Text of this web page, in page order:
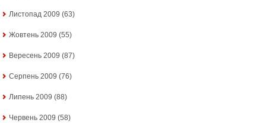
Листопад 2009 (63)
Жовтень 2009 (55)
Вересень 2009 (87)
Серпень 2009 (76)
Липень 2009 (88)
Червень 2009 (58)